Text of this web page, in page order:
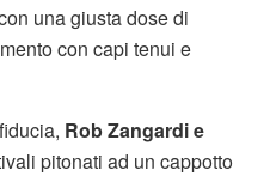
una giusta dose di
con capi tenui e
Rob Zangardi e
pitonati ad un cappotto